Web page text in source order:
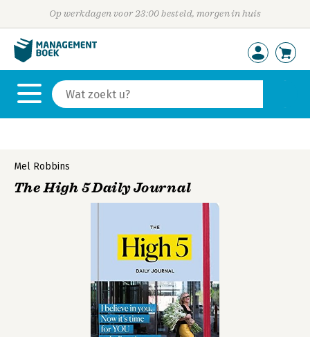
Op werkdagen voor 23:00 besteld, morgen in huis
Mel Robbins
The High 5 Daily Journal